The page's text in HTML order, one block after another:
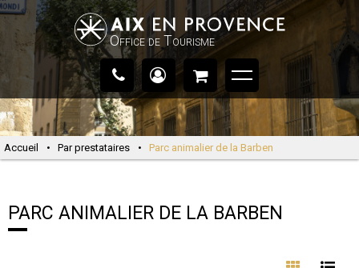
Office de Tourisme
Accueil • Par prestataires • Parc animalier de la Barben
PARC ANIMALIER DE LA BARBEN